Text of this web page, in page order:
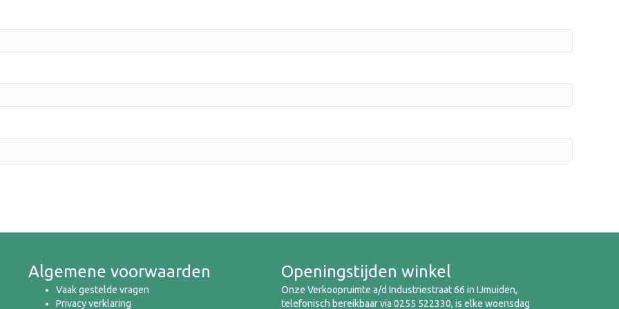
Algemene voorwaarden
Vaak gestelde vragen
Privacy verklaring
Openingstijden winkel
Onze Verkoopruimte a/d Industriestraat 66 in IJmuiden,
telefonisch bereikbaar via 0255 522330, is elke woensdag